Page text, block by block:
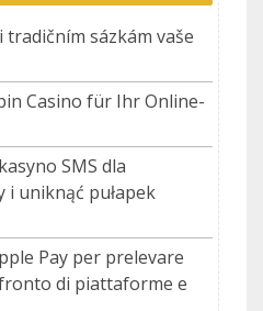
sázkám vaše
Casino für Ihr Online-
SMS dla
i uniknąć pułapek
Pay per prelevare
di piattaforme e